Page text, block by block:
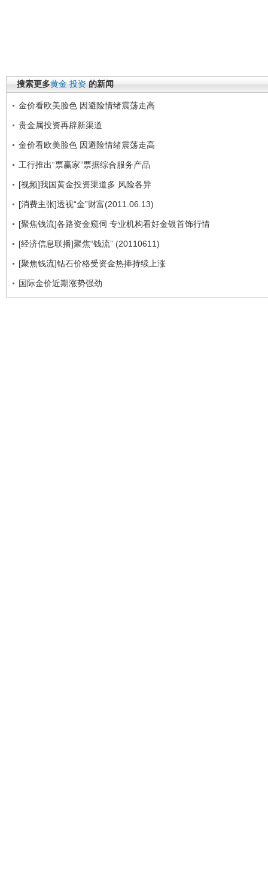
搜索更多黄金 投资 的新闻
金价看欧美脸色 因避险情绪震荡走高
贵金属投资再辟新渠道
金价看欧美脸色 因避险情绪震荡走高
工行推出“票赢家”票据综合服务产品
[视频]我国黄金投资渠道多 风险各异
[消费主张]透视“金”财富(2011.06.13)
[聚焦钱流]各路资金窥伺 专业机构看好金银首饰行情
[经济信息联播]聚焦“钱流” (20110611)
[聚焦钱流]钻石价格受资金热捧持续上涨
国际金价近期涨势强劲